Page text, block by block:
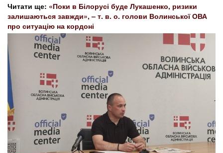
Читати ще: «Поки в Білорусі буде Лукашенко, ризики
залишаються завжди», – т. в. о. голови Волинської ОВА
про ситуацію на кордоні